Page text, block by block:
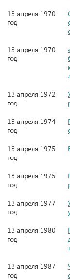
13 апреля 1970
год
13 апреля 1970
год
13 апреля 1972
год
13 апреля 1974
год
13 апреля 1975
год
13 апреля 1975
год
13 апреля 1977
год
13 апреля 1980
год
13 апреля 1987
год